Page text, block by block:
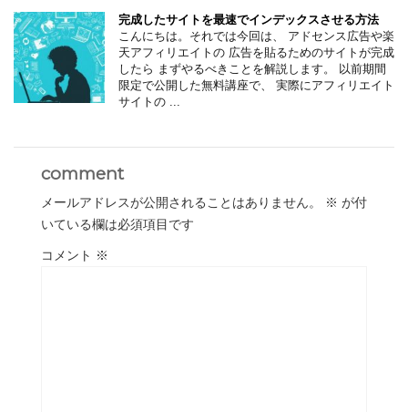
完成したサイトを最速でインデックスさせる方法
こんにちは。それでは今回は、 アドセンス広告や楽
天アフィリエイトの 広告を貼るためのサイトが完成
したら まずやるべきことを解説します。 以前期間
限定で公開した無料講座で、 実際にアフィリエイト
サイトの ...
comment
メールアドレスが公開されることはありません。 ※ が付
いている欄は必須項目です
コメント ※